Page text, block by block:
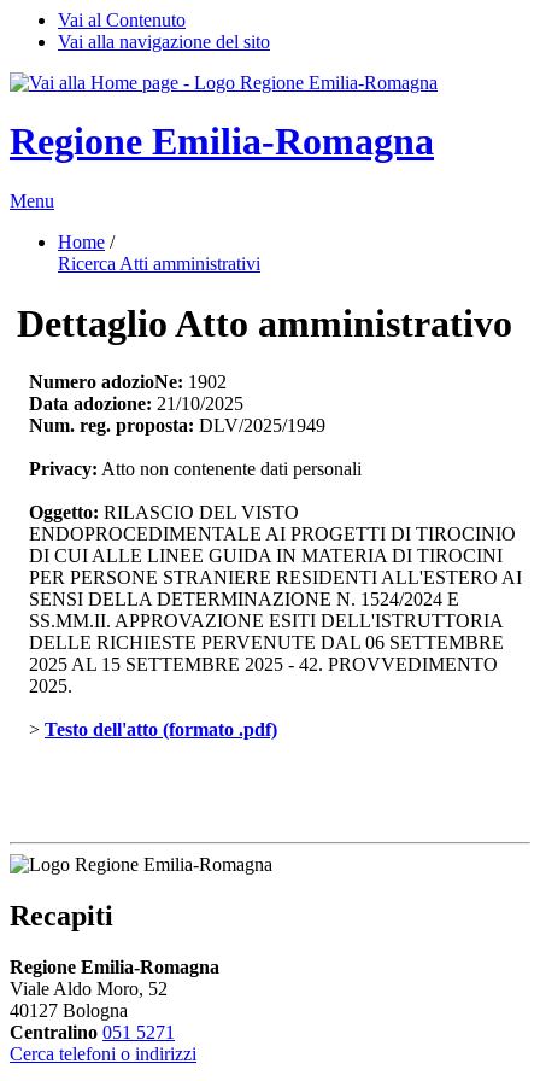
Vai al Contenuto
Vai alla navigazione del sito
Regione Emilia-Romagna
Menu
Home /
Ricerca Atti amministrativi
Dettaglio Atto amministrativo
Numero adozioNe: 1902
Data adozione: 21/10/2025
Num. reg. proposta: DLV/2025/1949
Privacy: Atto non contenente dati personali
Oggetto: RILASCIO DEL VISTO
ENDOPROCEDIMENTALE AI PROGETTI DI TIROCINIO
DI CUI ALLE LINEE GUIDA IN MATERIA DI TIROCINI
PER PERSONE STRANIERE RESIDENTI ALL'ESTERO AI
SENSI DELLA DETERMINAZIONE N. 1524/2024 E
SS.MM.II. APPROVAZIONE ESITI DELL'ISTRUTTORIA
DELLE RICHIESTE PERVENUTE DAL 06 SETTEMBRE
2025 AL 15 SETTEMBRE 2025 - 42. PROVVEDIMENTO
2025.
> Testo dell'atto (formato .pdf)
Recapiti
Regione Emilia-Romagna
Viale Aldo Moro, 52
40127 Bologna
Centralino 051 5271
Cerca telefoni o indirizzi